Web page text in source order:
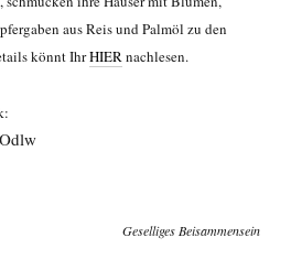
aus Reis und Palmöl zu den
könnt IhrHIERnachlesen.
Geselliges Beisammensein